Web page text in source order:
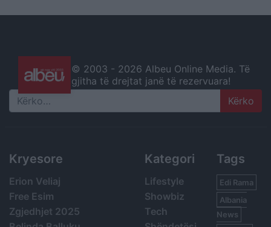
© 2003 - 2026 Albeu Online Media. Të
gjitha të drejtat janë të rezervuara!
Search
Kryesore
Erion Veliaj
Free Esim
Zgjedhjet 2025
Kategori
Lifestyle
Showbiz
Tech
Tags
Edi Rama
Albania
News